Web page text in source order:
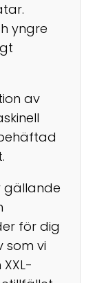
yngre
av
gällande
för dig
som vi